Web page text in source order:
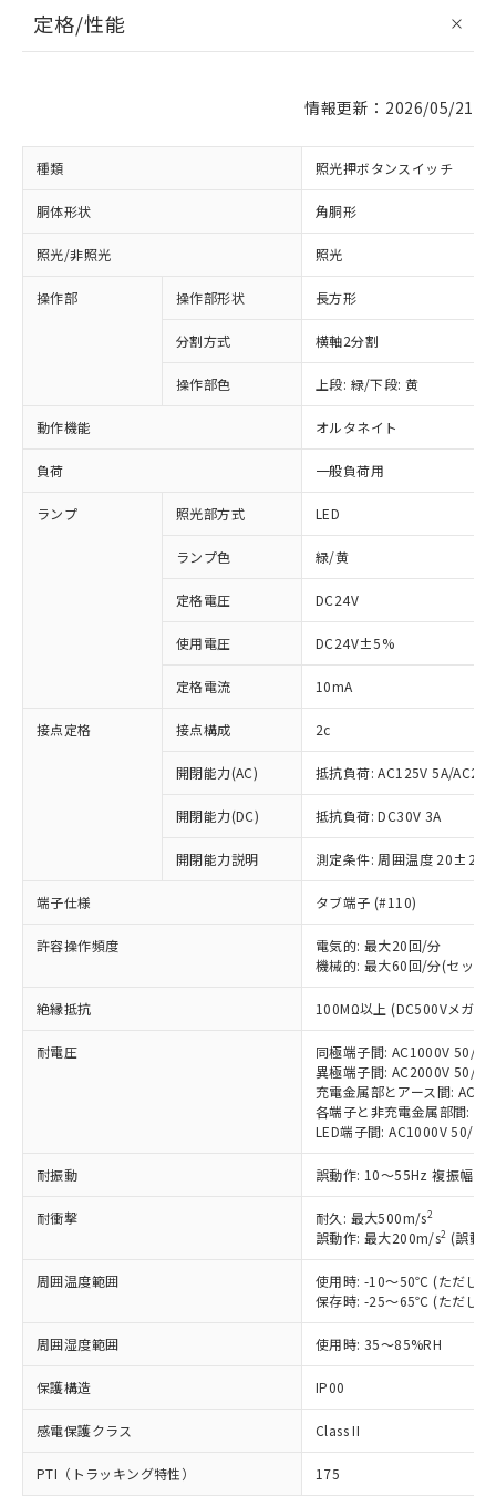
定格/性能
情報更新：2026/05/21
種類 照光押ボタンスイッチ
胴体形状 角胴形
照光/非照光 照光
操作部 操作部形状 長方形
分割方式 横軸2分割
操作部色 上段: 緑/下段: 黄
動作機能 オルタネイト
負荷 一般負荷用
ランプ 照光部方式 LED
ランプ色 緑/黄
定格電圧 DC24V
使用電圧 DC24V±5%
定格電流 10mA
接点定格 接点構成 2c
開閉能力(AC) 抵抗負荷: AC125V 5A/
開閉能力(DC) 抵抗負荷: DC30V 3A
開閉能力説明 測定条件: 周囲温度 20±2℃
端子仕様 タブ端子 (#110)
許容操作頻度
電気的: 最大20回/分
機械的: 最大60回/分(セット
絶縁抵抗 100MΩ以上 (DC500Vメガ)
耐電圧
同極端子間: AC1000V 50/
異極端子間: AC2000V 50/
充電金属部とアース間:
各端子と非充電金属部間:
LED端子間: AC1000V 50/
耐振動 誤動作: 10～55Hz 複振幅
耐衝撃 耐久: 最大500m/s2
誤動作: 最大200m/s2 (誤動
周囲温度範囲
使用時: -10～50℃ (ただし、
保存時: -25～65℃ (ただし、
周囲湿度範囲 使用時: 35～85%RH
保護構造 IP00
感電保護クラス Class II
PTI（トラッキング特性） 175
本サービスは、当社制御機器事業取扱
商品の当社在庫状況および標準価格
(税抜)を提供させていただくもので
当社制御機器事業取扱商品の中には、
本サービスの対象外となる商品もある
在庫状況および標準価格照会結果は、
記載している更新日時点での社内デー
タに基づき作成されるものであり、閲
覧された時点での実際の在庫および標
対応済み：EU RoHS指令（10物質）の
非含有に対応した製品が提供可能な商品で
対応予定：EU RoHS指令（10物質）の非含
有に対応した製品に切り替える予定のある
対応予定なし：EU RoHS指令（10物質）の
非含有に非対応の商品で、対応品を出す予
調査・確認中：EU RoHS指令（10物質）の
非含有の対応状況を調査中または確認中の
商品です。
非該当品：ライセンス料など無形物で、有
害物質有無と関係のない商品です。
いたものが、含有品と判明した場合などや
むを得ず変更することがあります。
鉛(Pb) 1000ppm以下、 水銀(Hg) 1000ppm以下、 カド
ミウム(Cd) 100ppm以下、
「○」：最大均質材料含有率が中国RoHSの
「×」：最大均質材料含有率が中国RoHSの
基準値を超えていることを示します。
い合わせください。
*中国RoHS10物質の基準値 (GB/T26572)：
当社は、これら貴社製品のうち、外国
為替および外国貿易法に定める商品
（以下｢規制貨物等」という）を輸出
または国外への提供する場合は、日本
国政府の輸出許可(または役務取引許
記
号
説明